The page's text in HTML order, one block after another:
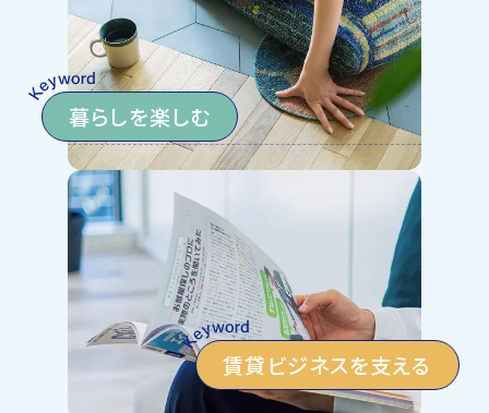
暮らしを楽しむ
賃貸ビジネスを支える